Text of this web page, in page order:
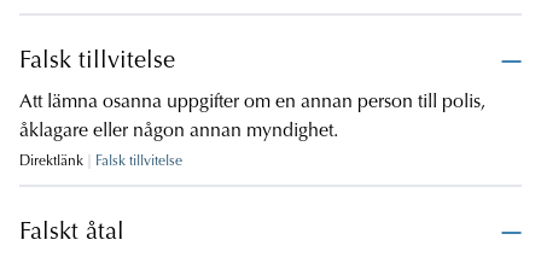
Falsk tillvitelse
Att lämna osanna uppgifter om en annan person till polis,
åklagare eller någon annan myndighet.
Direktlänk Falsk tillvitelse
Falskt åtal